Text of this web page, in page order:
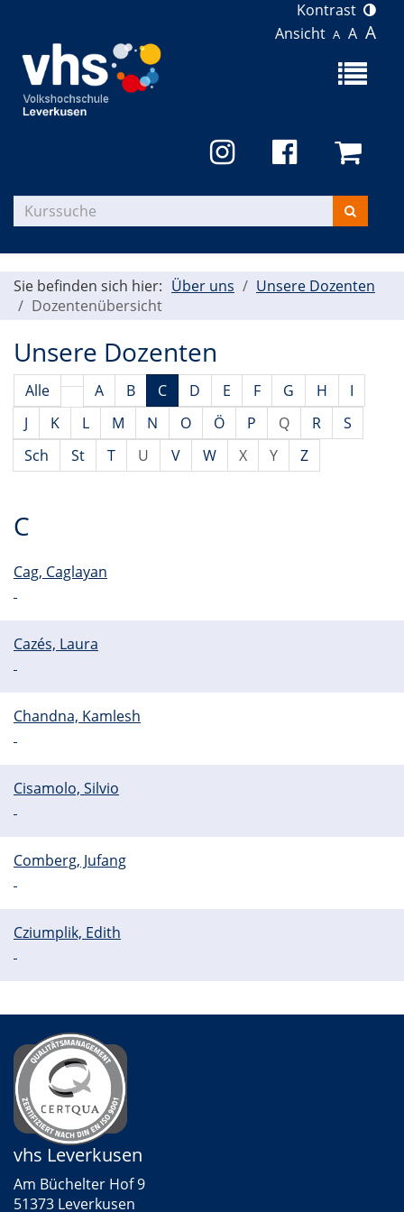
Kontrast
Ansicht A A A
Menü
Kurse
suchen
Sie befinden sich hier: Über uns
Unsere Dozenten
Dozentenübersicht
Unsere Dozenten
Alle A B C D E F G H
I
J
K L M N O Ö P Q R
S
Sch
St T U V W X Y Z
C
Cag, Caglayan
Cazés, Laura
Chandna, Kamlesh
Cisamolo, Silvio
Comberg, Jufang
Cziumplik, Edith
vhs Leverkusen
Am Büchelter Hof 9
51373 Leverkusen